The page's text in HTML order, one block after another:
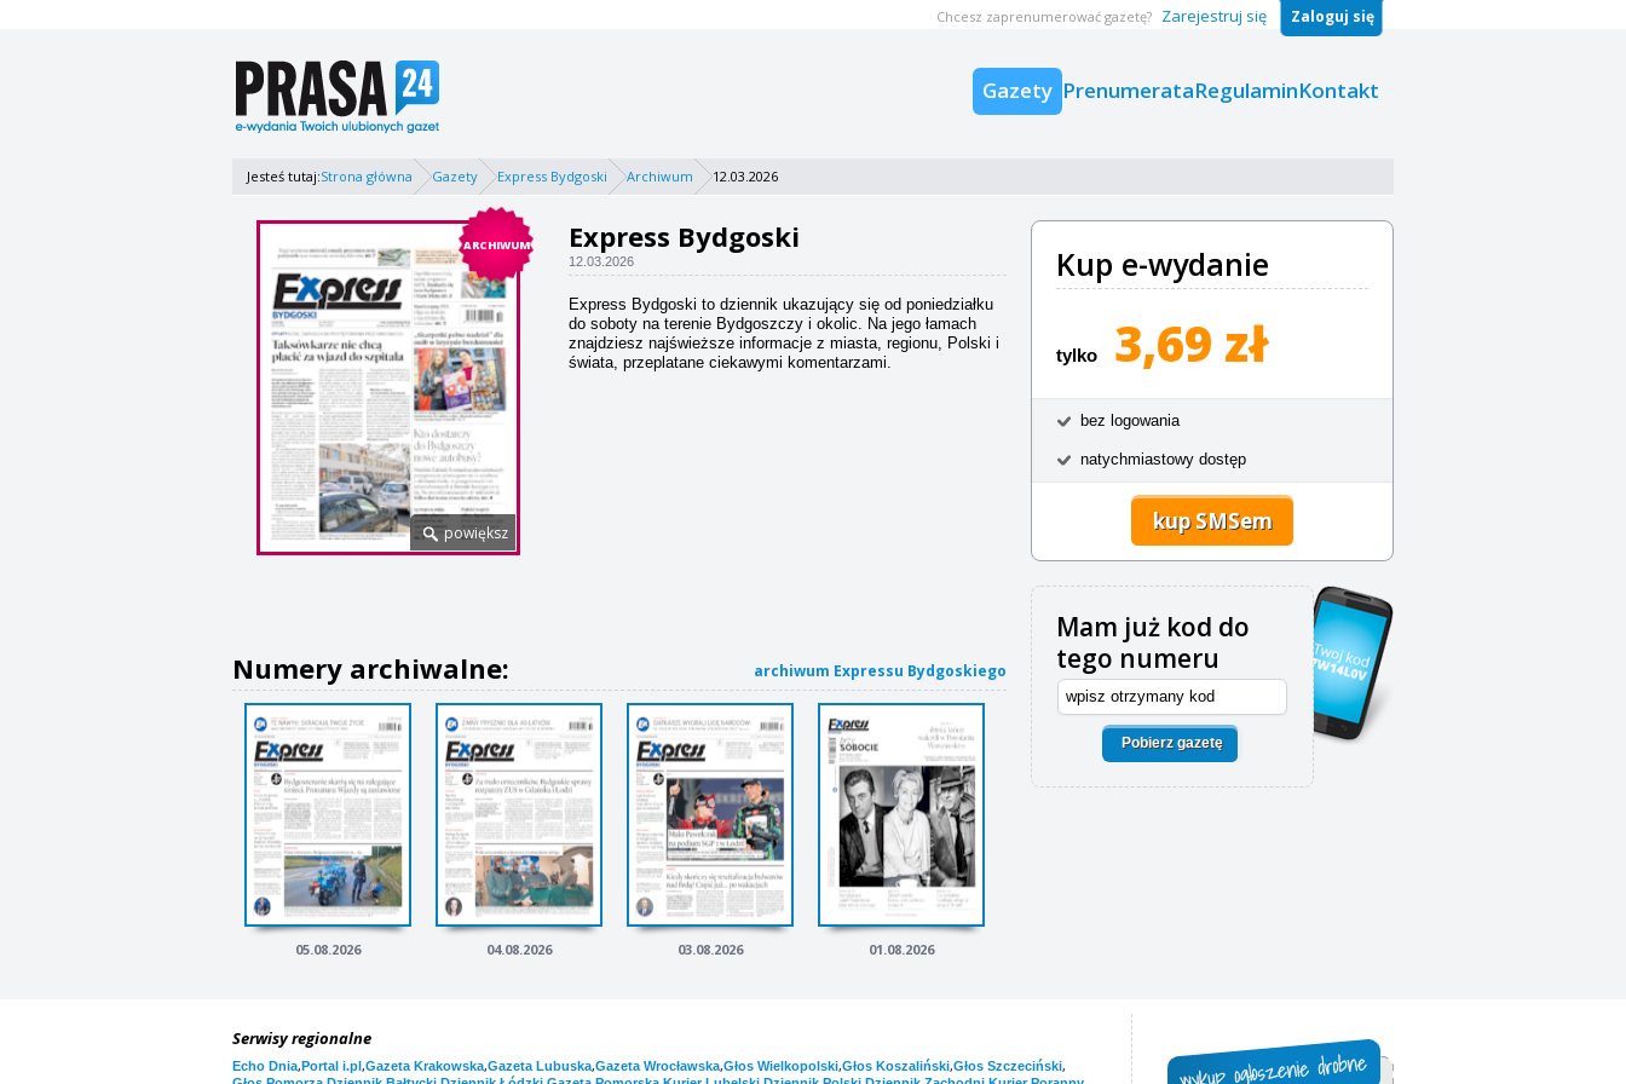
Gazety PrenumerataRegulaminKontakt
Chcesz zaprenumerować gazetę? Zarejestruj się Zaloguj się
Jesteś tutaj:Strona główna Gazety Express Bydgoski Archiwum 12.03.2026
ARCHIWUM
powiększ
Express Bydgoski
12.03.2026
Express Bydgoski to dziennik ukazujący się od poniedziałku
do soboty na terenie Bydgoszczy i okolic. Na jego łamach
znajdziesz najświeższe informacje z miasta, regionu, Polski i
świata, przeplatane ciekawymi komentarzami.
Kup e-wydanie
tylko 3,69 zł
bez logowania
natychmiastowy dostęp
kup SMSem
Mam już kod do
tego numeru
Pobierz gazetę
Numery archiwalne: archiwum Expressu Bydgoskiego
05.08.2026 04.08.2026 03.08.2026 01.08.2026
Serwisy regionalne
Echo Dnia,Portal i.pl,Gazeta Krakowska,Gazeta Lubuska,Gazeta Wrocławska,Głos Wielkopolski,Głos Koszaliński,Głos Szczeciński,